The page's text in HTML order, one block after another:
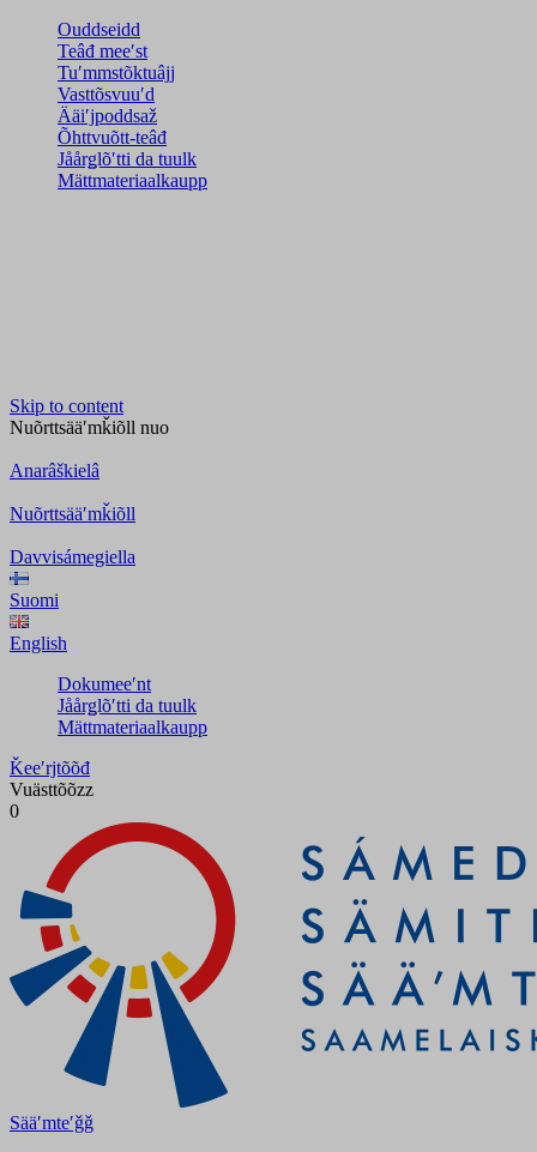
Ouddseidd
Teâđ meeʹst
Tuʹmmstõktuâjj
Vasttõsvuuʹd
Ääiʹjpoddsaž
Õhttvuõtt-teâđ
Jåårǥlõʹtti da tuulk
Mättmateriaalkaupp
Skip to content
Nuõrttsääʹmǩiõll nuo
Anarâškielâ
Nuõrttsääʹmǩiõll
Davvisámegiella
Suomi
English
Dokumeeʹnt
Jåårǥlõʹtti da tuulk
Mättmateriaalkaupp
Ǩeeʹrjtõõđ
Vuästtõõzz
0
Sääʹmteʹǧǧ